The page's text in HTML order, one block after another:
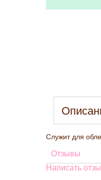
Служит для
Отзывы
Написать